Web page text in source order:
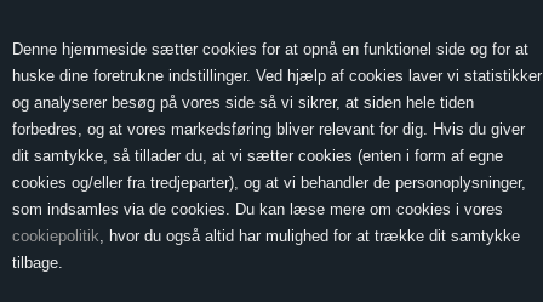
Denne hjemmeside sætter cookies for at opnå en funktionel side og for at
huske dine foretrukne indstillinger. Ved hjælp af cookies laver vi statistikker
og analyserer besøg på vores side så vi sikrer, at siden hele tiden
forbedres, og at vores markedsføring bliver relevant for dig. Hvis du giver
dit samtykke, så tillader du, at vi sætter cookies (enten i form af egne
cookies og/eller fra tredjeparter), og at vi behandler de personoplysninger,
som indsamles via de cookies. Du kan læse mere om cookies i vores
cookiepolitik, hvor du også altid har mulighed for at trække dit samtykke
tilbage.
0,00
MENU